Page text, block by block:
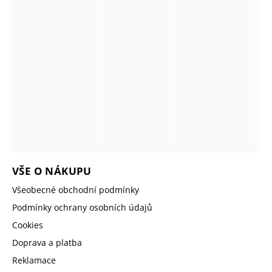
VŠE O NÁKUPU
Všeobecné obchodní podmínky
Podmínky ochrany osobních údajů
Cookies
Doprava a platba
Reklamace